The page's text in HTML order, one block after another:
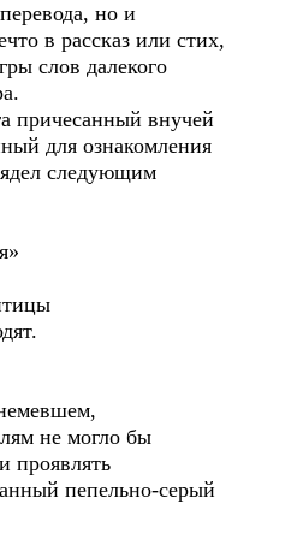
но и
в рассказ или стих,
слов далекого
причесанный внучей
для ознакомления
следующим
не могло бы
проявлять
пепельно-серый